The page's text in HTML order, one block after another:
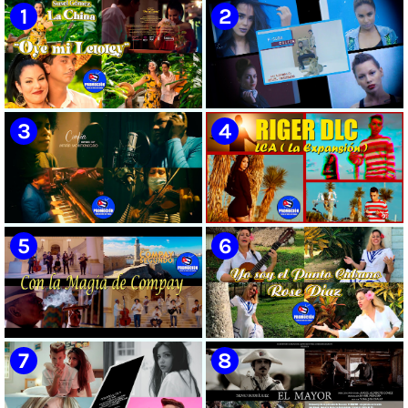
Instrumental | CUBA
🟡 Susel Gómez (La China) ||
¨Oye Mi Leloley¨ || Director:
Onelio Jesús Larralde González
|| Música popular bailable
cubana || Videoclip || CUBA
🟡 F-CUBA - ¨Solita¨ -
Videoclip - Director: Asiel
Babastro
🟡 María Montenegro -
¨Confía¨ 📺 Videoclip. CUBA
🟡 Riger DLC || ¨LCA ( La
Expansión )¨ || Director: Dani
A.R || Música cubana || Videoclip
|| CUBA